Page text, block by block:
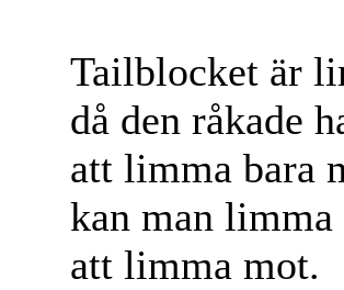
Tailblocket är
då den råkade
att limma bara
kan man
att limma mot.